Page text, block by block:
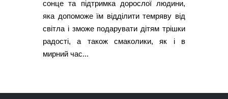
сонце та підтримка дорослої людини,
яка допоможе їм відділити темряву від
світла і зможе подарувати дітям трішки
радості, а також смаколики, як і в
мирний час...